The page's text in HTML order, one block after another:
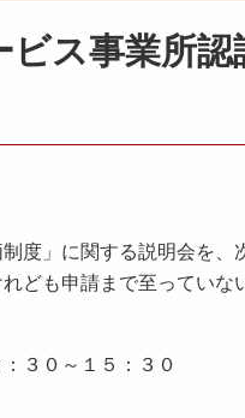
ス事業所
」に関する説明会を、
ども申請まで至っていな
０～１５：３０